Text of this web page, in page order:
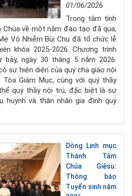
01/06/2026
Trong tâm tình
Chúa về một năm đào tạo đã qua,
Vô Nhiễm Bùi Chu đã tổ chức lễ
khóa 2025-2026. Chương trình
ngày 30 tháng 5 năm 2026.
sự hiện diện của quý cha giáo nội
Giám Mục, cùng với quý thầy
quý thầy nội trú, đặc biệt là sự
huynh và thân nhân gia đình quý
Dòng Linh mục
Thánh Tâm
Chúa Giêsu:
Thông báo
Tuyển sinh năm